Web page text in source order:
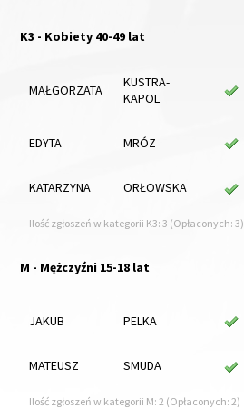
K3 - Kobiety 40-49 lat
MAŁGORZATA
KUSTRA-
KAPOL
EDYTA MRÓZ
KATARZYNA ORŁOWSKA
Ilość zgłoszeń w kategorii K3: 3 (Opłaconych: 3)
M - Mężczyźni 15-18 lat
JAKUB PELKA
MATEUSZ SMUDA
Ilość zgłoszeń w kategorii M: 2 (Opłaconych: 2)